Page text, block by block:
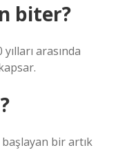
biter?
arasında
bir artık